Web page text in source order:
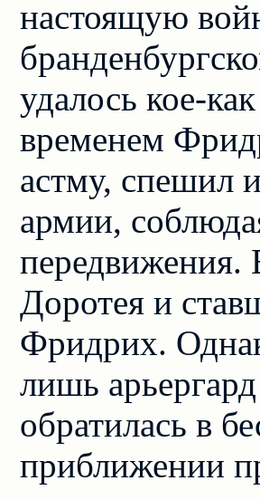
настоящую
удалось кое-
временем
астму, спешил
армии,
передвижения.
Доротея и
Фридрих.
лишь
обратилась в
приближении